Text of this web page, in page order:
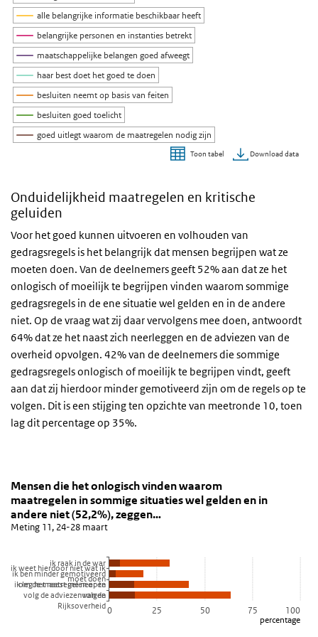
alle belangrijke informatie beschikbaar heeft
belangrijke personen en instanties betrekt
maatschappelijke belangen goed afweegt
haar best doet het goed te doen
besluiten neemt op basis van feiten
besluiten goed toelicht
goed uitlegt waarom de maatregelen nodig zijn
Toon tabel Download data
Onduidelijkheid maatregelen en kritische
geluiden
Voor het goed kunnen uitvoeren en volhouden van
gedragsregels is het belangrijk dat mensen begrijpen wat ze
moeten doen. Van de deelnemers geeft 52% aan dat ze het
onlogisch of moeilijk te begrijpen vinden waarom sommige
gedragsregels in de ene situatie wel gelden en in de andere
niet. Op de vraag wat zij daar vervolgens mee doen, antwoordt
64% dat ze het naast zich neerleggen en de adviezen van de
overheid opvolgen. 42% van de deelnemers die sommige
gedragsregels onlogisch of moeilijk te begrijpen vindt, geeft
aan dat zij hierdoor minder gemotiveerd zijn om de regels op te
volgen. Dit is een stijging ten opzichte van meetronde 10, toen
lag dit percentage op 35%.
Kritische geluiden
Sla de grafiek 'Mensen die het onlogisch vinden waarom
Mensen die het onlogisch vinden waarom
Staaf grafiek met 5 reeksen.
Meting 11, 24-28 maart
De grafiek heeft 1 X-as die categories weergeeft.
De grafiek heeft 1 Y-as die percentage weergeeft.
percentage
Mensen die het onlogisch vinden waarom
maatregelen in sommige situaties wel gelden en in
andere niet (52,2%), zeggen…
Meting 11, 24-28 maart
0 100
25 50 75
ik raak in de war
ik weet hierdoor niet wat ik
moet doen
ik ben minder gemotiveerd
om de maatregelen op te
volgen
ik leg het naast me neer en
volg de adviezen van de
Rijksoverheid